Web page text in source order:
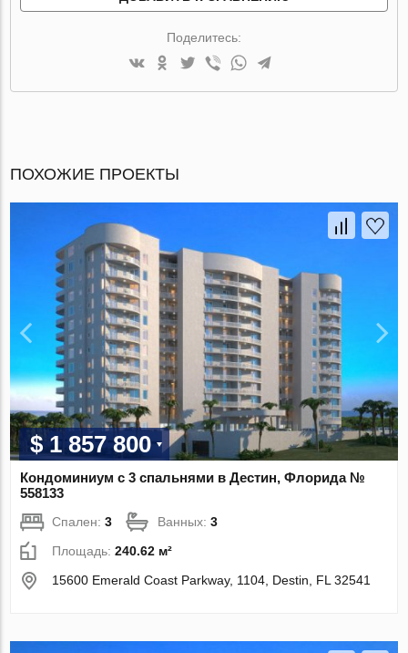
Поделитесь:
ПОХОЖИЕ ПРОЕКТЫ
$ 1 857 800
Кондоминиум с 3 спальнями в Дестин, Флорида №
558133
Спален:3 Ванных:3
Площадь:240.62 м²
15600 Emerald Coast Parkway, 1104, Destin, FL 32541